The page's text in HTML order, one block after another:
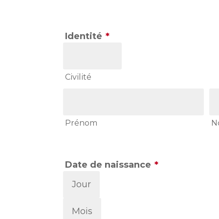
Identité *
Civilité
Prénom
Date de naissance *
Jour
Mois